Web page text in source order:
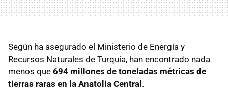
Según ha asegurado el Ministerio de Energía y
Recursos Naturales de Turquía, han encontrado nada
menos que 694 millones de toneladas métricas de
tierras raras en la Anatolia Central.